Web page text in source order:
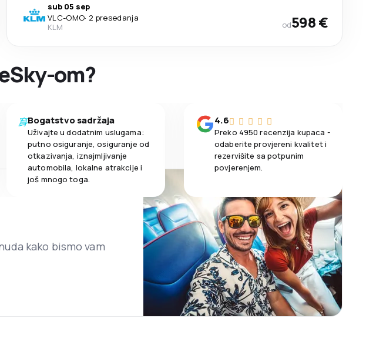
sub 05 sep
VLC-OMO· 2 presedanja
KLM
od598 €
om?
Bogatstvo sadržaja
Uživajte u dodatnim uslugama:
putno osiguranje, osiguranje od
otkazivanja, iznajmljivanje
automobila, lokalne atrakcije i
još mnogo toga.
4.6
Preko 4950 recenzija kupaca -
odaberite provjereni kvalitet i
rezervišite sa potpunim
povjerenjem.
kako bismo vam